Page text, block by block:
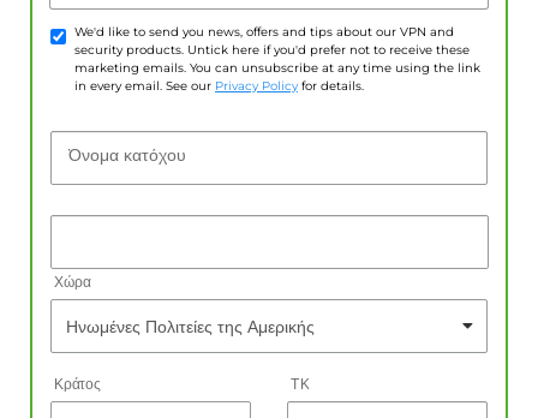
We'd like to send you news, offers and tips about our VPN and
security products. Untick here if you'd prefer not to receive these
marketing emails. You can unsubscribe at any time using the link
in every email. See our Privacy Policy for details.
Όνομα κατόχου
Χώρα
Κράτος ΤΚ